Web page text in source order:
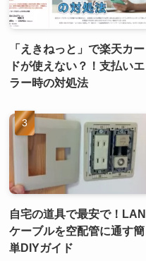
「えきねっと」で楽天カー
ドが使えない？！支払いエ
ラー時の対処法
自宅の道具で最安で！LAN
ケーブルを空配管に通す簡
単DIYガイド